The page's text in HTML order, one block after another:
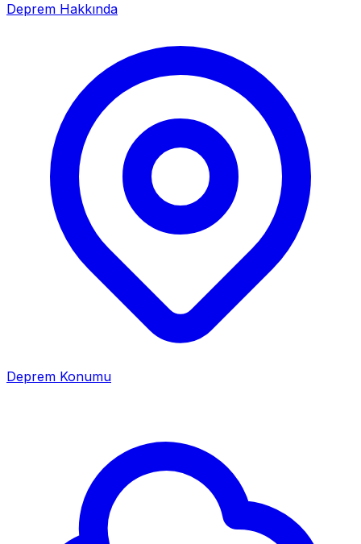
Deprem Hakkında
Deprem Konumu